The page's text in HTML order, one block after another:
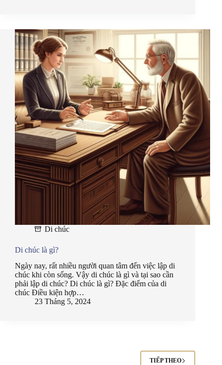
Di chúc
Di chúc là gì?
Ngày nay, rất nhiều người quan tâm đến việc lập di
chúc khi còn sống. Vậy di chúc là gì và tại sao cần
phải lập di chúc? Di chúc là gì? Đặc điểm của di
chúc Điều kiện hợp…
23 Tháng 5, 2024
TIẾP THEO